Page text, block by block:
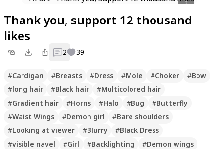
Thank you, support 12 thousand
likes
2 39
#Cardigan #Breasts #Dress #Mole #Choker #Bow
#long hair #Black hair #Multicolored hair
#Gradient hair #Horns #Halo #Bug #Butterfly
#Waist Wings #Demon girl #Bare shoulders
#Looking at viewer #Blurry #Black Dress
#visible navel #Girl #Backlighting #Demon wings